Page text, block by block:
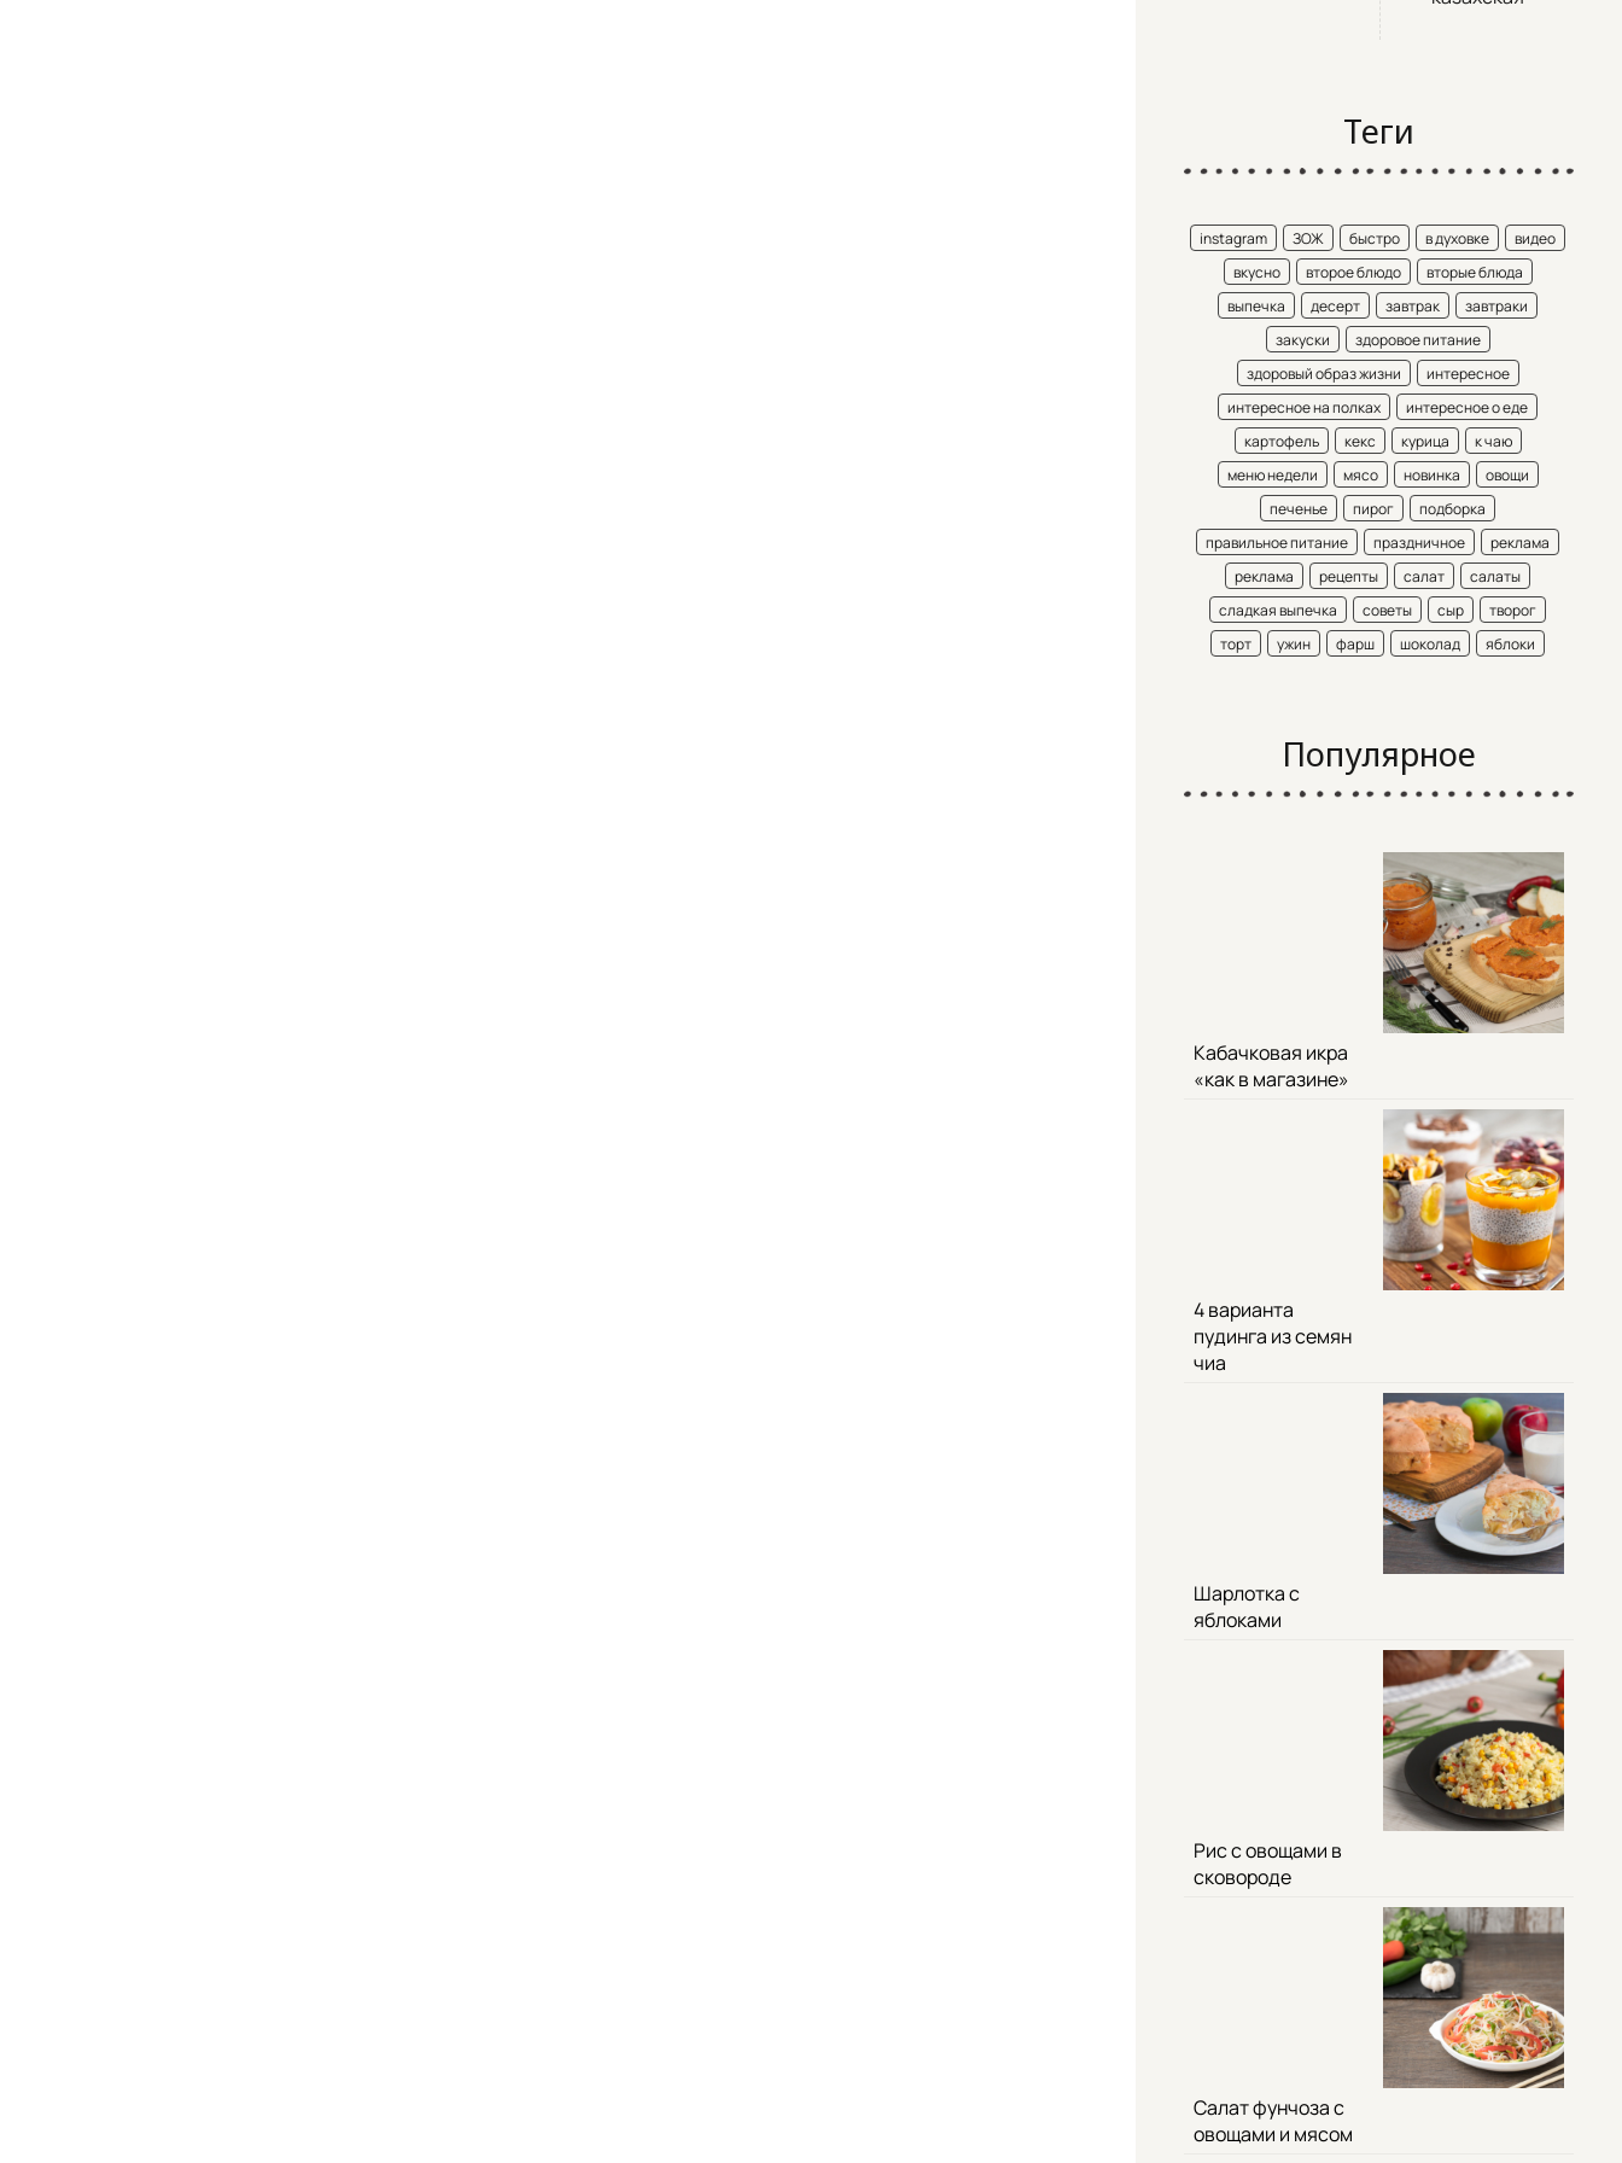
Теги
instagram ЗОЖ быстро в духовке
видео
вкусно
второе блюдо
вторые блюда
выпечка
десерт завтрак
завтраки
закуски
здоровое питание
здоровый образ жизни
интересное
интересное на полках
интересное о еде
картофель
кекс курица
к чаю
меню недели
мясо новинка
овощи
печенье
пирог
подборка
правильное питание
праздничное
реклама
реклама
рецепты салат
салаты
сладкая выпечка
советы сыр
творог
торт
ужин фарш шоколад яблоки
Популярное
Кабачковая икра
«как в магазине»
4 варианта
пудинга из семян
чиа
Шарлотка с
яблоками
Рис с овощами в
сковороде
Салат фунчоза с
овощами и мясом